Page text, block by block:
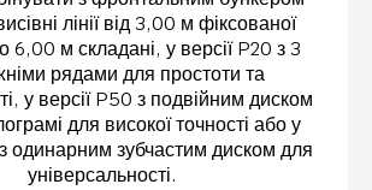
лінії від 3,00 м фіксованої
6,00 м складані, у версії P20 з 3
рядами для простоти та
у версії P50 з подвійним диском
для високої точності або у
з одинарним зубчастим диском для
універсальності.